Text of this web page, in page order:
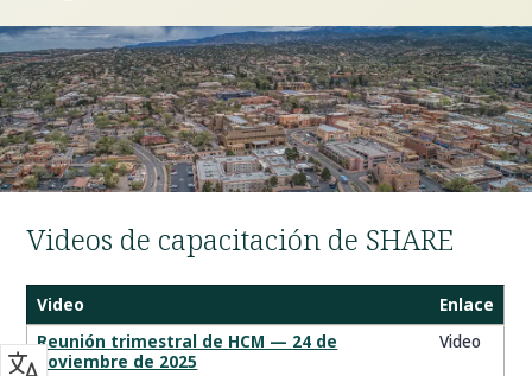
Videos de capacitación de SHARE
Videos
de
Video
Enlace
Reunión trimestral de HCM — 24 de
noviembre de 2025
Video